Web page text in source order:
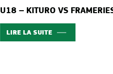
U18 – KITURO VS
LIRE LA SUITE